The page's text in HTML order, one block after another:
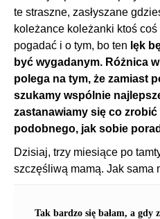
te straszne, zasłyszane
koleżance koleżanki ktoś
pogadać i o tym, bo ten lęk
być wygadanym. Różnica
polega na tym, że zamiast
szukamy wspólnie
zastanawiamy się co
podobnego, jak sobie
Dzisiaj, trzy miesiące po
szczęśliwą mamą. Jak sama
Tak bardzo się bałam, a gdy